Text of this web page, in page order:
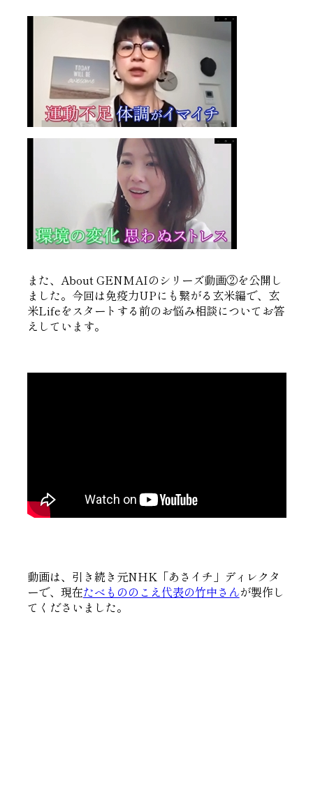
また、About GENMAIのシリーズ動画②を公開し
ました。今回は免疫力UPにも繋がる玄米編で、玄
米Lifeをスタートする前のお悩み相談についてお答
えしています。
動画は、引き続き元NHK「あさイチ」ディレクタ
ーで、現在たべもののこえ代表の竹中さんが製作し
てくださいました。